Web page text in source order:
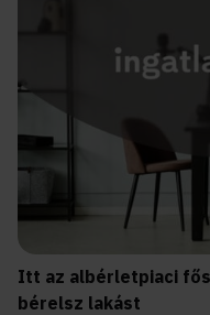
Itt az albérletpiaci
bérelsz lakást